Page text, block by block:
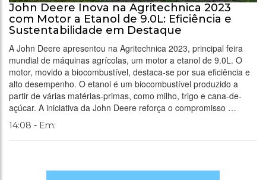
John Deere Inova na Agritechnica 2023
com Motor a Etanol de 9.0L: Eficiência e
Sustentabilidade em Destaque
A John Deere apresentou na Agritechnica 2023, principal feira
mundial de máquinas agrícolas, um motor a etanol de 9.0L. O
motor, movido a biocombustível, destaca-se por sua eficiência e
alto desempenho. O etanol é um biocombustível produzido a
partir de várias matérias-primas, como milho, trigo e cana-de-
açúcar. A iniciativa da John Deere reforça o compromisso …
14:08 - Em: